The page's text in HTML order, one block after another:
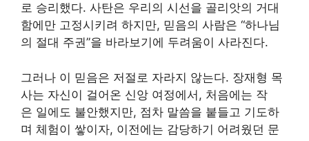
로 승리했다. 사탄은 우리의 시선을 골리앗의 거대
함에만 고정시키려 하지만, 믿음의 사람은 “하나님
의 절대 주권”을 바라보기에 두려움이 사라진다.
그러나 이 믿음은 저절로 자라지 않는다. 장재형 목
사는 자신이 걸어온 신앙 여정에서, 처음에는 작
은 일에도 불안했지만, 점차 말씀을 붙들고 기도하
며 체험이 쌓이자, 이전에는 감당하기 어려웠던 문